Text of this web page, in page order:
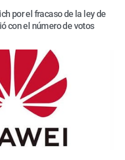
por el fracaso de la ley de
con el número de votos